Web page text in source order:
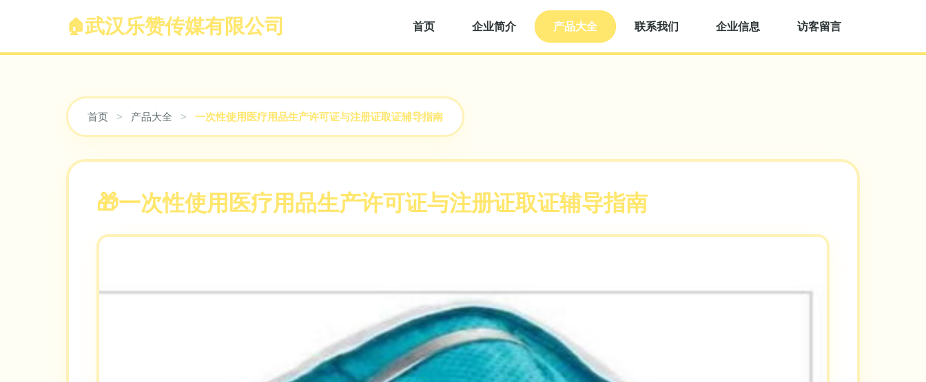
武汉乐赞传媒有限公司 首页 企业简介 产品大全 联系我们 企业信息 访客留言
首页 > 产品大全 > 一次性使用医疗用品生产许可证与注册证取证辅导指南
一次性使用医疗用品生产许可证与注册证取证辅导指南